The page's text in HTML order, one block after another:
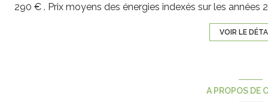
290 € . Prix moyens des énergies indexés sur les années
VOIR LE
A PROPOS DE